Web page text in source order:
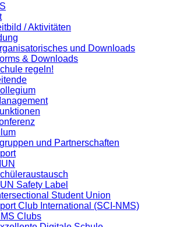
/ Aktivitäten
und Downloads
& Downloads
regeln!
und Partnerschaften
Safety Label
Student Union
Club International (SCI-NMS)
Clubs